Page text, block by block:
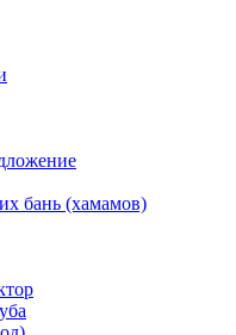
бань (хамамов)